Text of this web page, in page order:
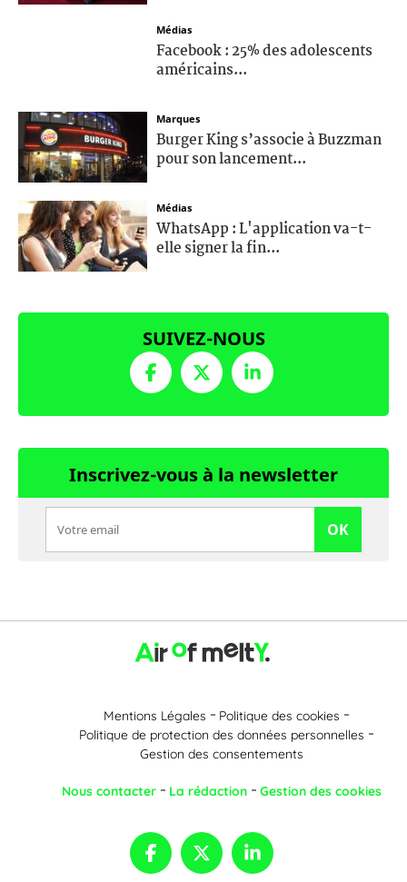
Médias
Facebook : 25% des adolescents
américains...
Marques
Burger King s’associe à Buzzman
pour son lancement...
Médias
WhatsApp : L'application va-t-
elle signer la fin...
SUIVEZ-NOUS
Inscrivez-vous à la newsletter
OK
Mentions Légales
Politique des cookies
Politique de protection des données personnelles
Gestion des consentements
Nous contacter La rédaction Gestion des cookies